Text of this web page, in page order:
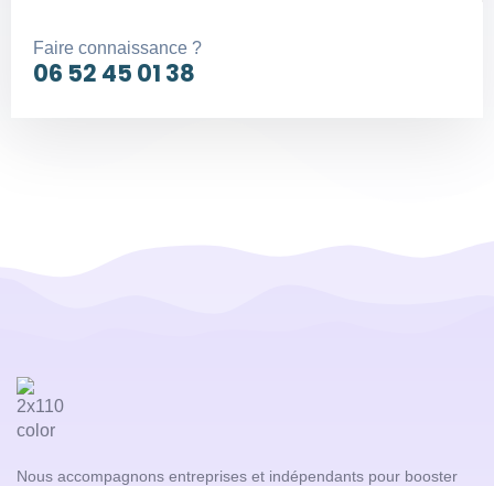
Faire connaissance ?
06 52 45 01 38
Nous accompagnons entreprises et indépendants pour booster